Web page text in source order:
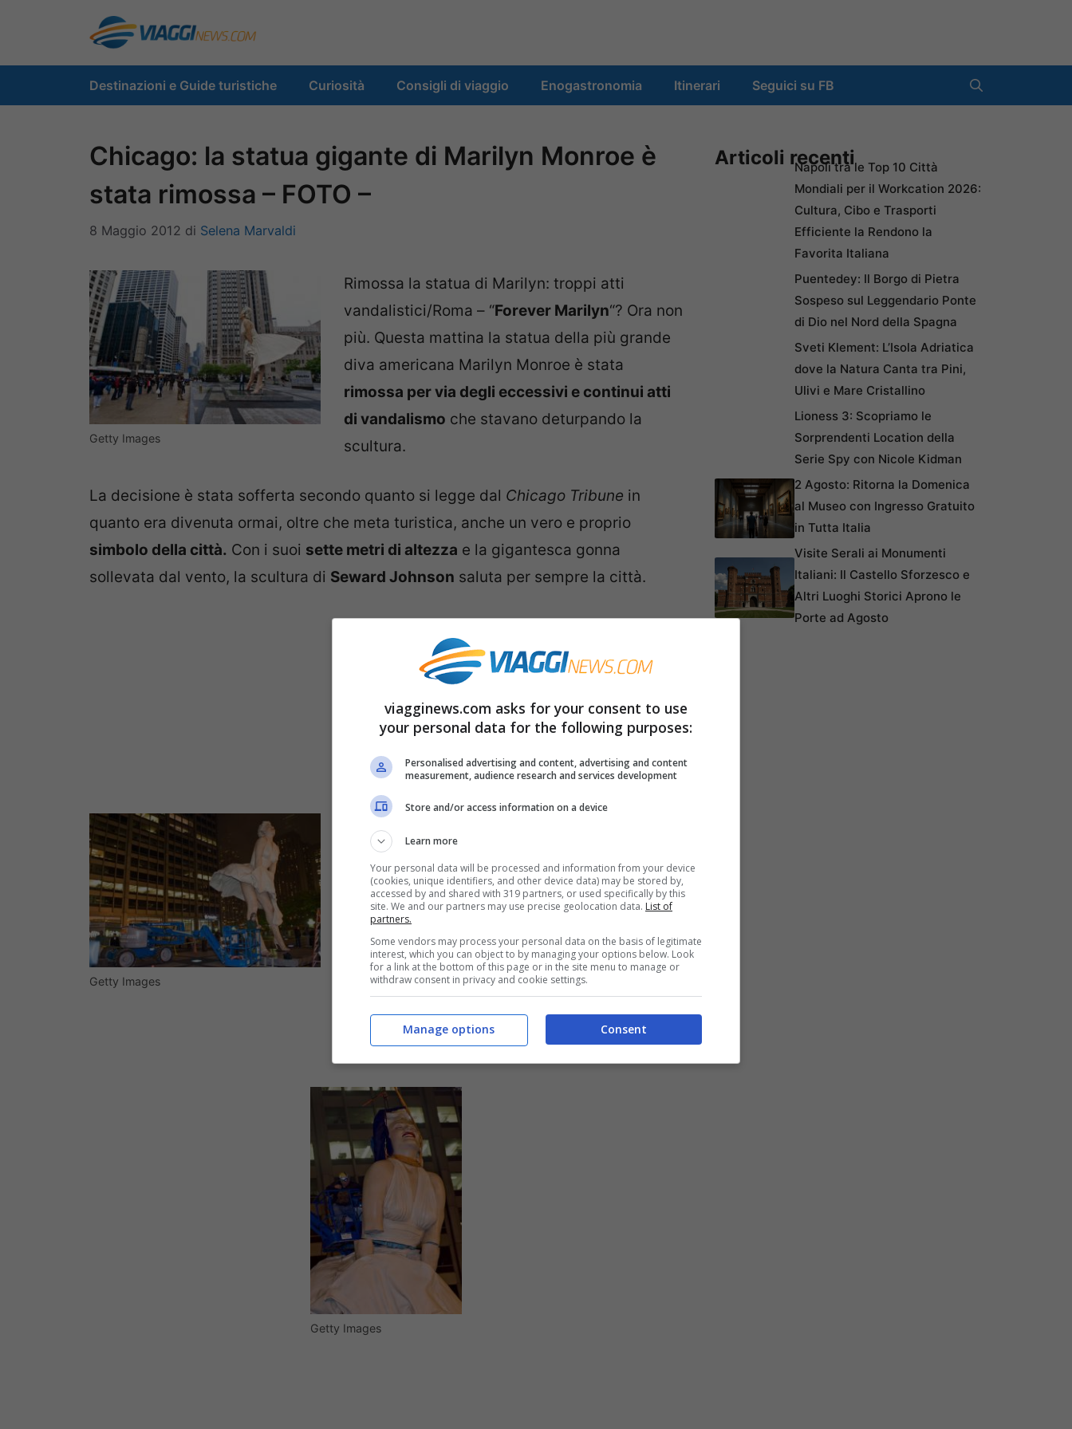
contenuto
Destinazioni e Guide turistiche Curiosità Consigli di viaggio Enogastronomia Itinerari Seguici su FB
Chicago: la statua gigante di Marilyn Monroe è
stata rimossa – FOTO –
8 Maggio 2012 di Selena Marvaldi
Getty Images
Rimossa la statua di Marilyn: troppi atti
vandalistici/Roma – “Forever Marilyn“? Ora non
più. Questa mattina la statua della più grande
diva americana Marilyn Monroe è stata
rimossa per via degli eccessivi e continui atti
di vandalismo che stavano deturpando la
scultura.
La decisione è stata sofferta secondo quanto si legge dal Chicago Tribune in
quanto era divenuta ormai, oltre che meta turistica, anche un vero e proprio
simbolo della città. Con i suoi sette metri di altezza e la gigantesca gonna
sollevata dal vento, la scultura di Seward Johnson saluta per sempre la città.
Getty Images
Getty Images
Articoli recentiNapoli tra le Top 10 Città
Mondiali per il Workcation 2026:
Cultura, Cibo e Trasporti
Efficiente la Rendono la
Favorita Italiana
Puentedey: Il Borgo di Pietra
Sospeso sul Leggendario Ponte
di Dio nel Nord della Spagna
Sveti Klement: L’Isola Adriatica
dove la Natura Canta tra Pini,
Ulivi e Mare Cristallino
Lioness 3: Scopriamo le
Sorprendenti Location della
Serie Spy con Nicole Kidman
2 Agosto: Ritorna la Domenica
al Museo con Ingresso Gratuito
in Tutta Italia
Visite Serali ai Monumenti
Italiani: Il Castello Sforzesco e
Altri Luoghi Storici Aprono le
Porte ad Agosto
viagginews.com asks for your consent to use
your personal data for the following purposes:
Personalised advertising and content, advertising and content
measurement, audience research and services development
Store and/or access information on a device
Learn more
Your personal data will be processed and information from your device
(cookies, unique identifiers, and other device data) may be stored by,
accessed by and shared with 319 partners, or used specifically by this
site. We and our partners may use precise geolocation data. List of
partners.
Some vendors may process your personal data on the basis of legitimate
interest, which you can object to by managing your options below. Look
for a link at the bottom of this page or in the site menu to manage or
withdraw consent in privacy and cookie settings.
Consent
Manage options